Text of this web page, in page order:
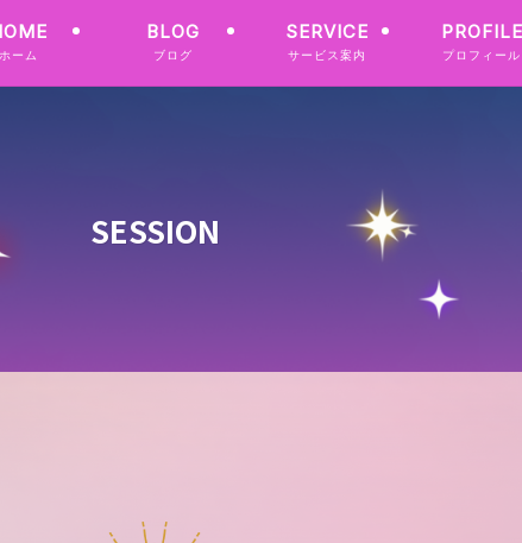
ホーム
BLOG
ブログ
SERVICE
サービス案内
PROFILE
プロフィール
SESSION